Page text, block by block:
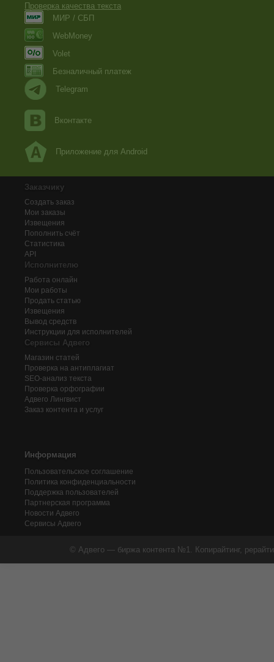
Проверка качества текста
МИР / СБП
WebMoney
Volet
Безналичный платеж
Telegram
Вконтакте
Приложение для Android
Заказчику
Создать заказ
Мои заказы
Извещения
Пополнить счёт
Статистика
API
Исполнителю
Работа онлайн
Мои работы
Продать статью
Извещения
Вывод средств
Инструкции для исполнителей
Сервисы Адвего
Магазин статей
Проверка на антиплагиат
SEO-анализ текста
Проверка орфографии
Адвего Лингвист
Заказ контента и услуг
Информация
Пользовательское соглашение
Политика конфиденциальности
Поддержка пользователей
Партнерская программа
Новости Адвего
Сервисы Адвего
© Адвего — биржа контента №1. Копирайтинг,